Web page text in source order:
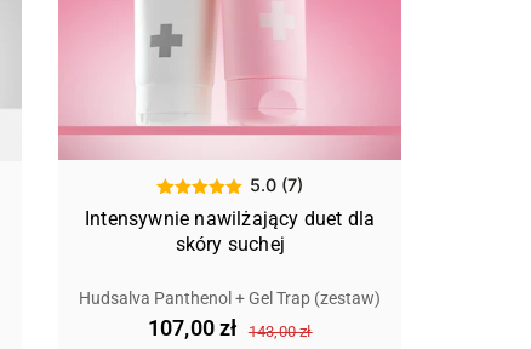
5.0 (7)
Intensywnie nawilżający duet dla
skóry suchej
Hudsalva Panthenol + Gel Trap (zestaw)
107,00 zł 143,00 zł